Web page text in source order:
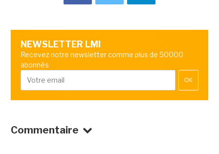
NEWSLETTER LMI
Recevez notre newsletter comme plus de 50000
abonnés
OK
Commentaire